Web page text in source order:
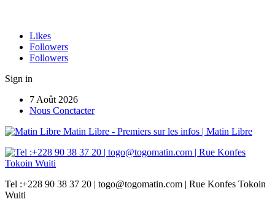
Likes
Followers
Followers
Sign in
7 Août 2026
Nous Conctacter
Matin Libre - Premiers sur les infos | Matin Libre
Tel :+228 90 38 37 20 | togo@togomatin.com | Rue Konfes Tokoin
Wuiti